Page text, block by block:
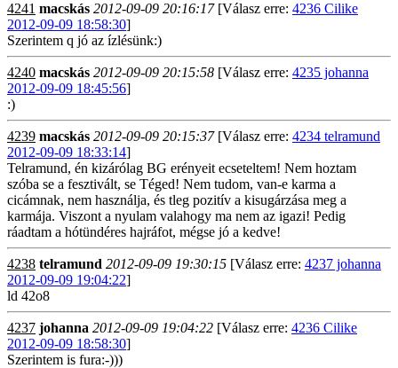
4241 macskás 2012-09-09 20:16:17[Válasz erre: 4236 Cilike
2012-09-09 18:58:30]
Szerintem q jó az ízlésünk:)
4240 macskás 2012-09-09 20:15:58 [Válasz erre: 4235 johanna
2012-09-09 18:45:56]
:)
4239 macskás 2012-09-09 20:15:37[Válasz erre: 4234 telramund
2012-09-09 18:33:14]
Telramund, én kizárólag BG erényeit ecseteltem! Nem hoztam
szóba se a fesztivált, se Téged! Nem tudom, van-e karma a
cicámnak, nem használja, és tleg pozitív a kisugárzása meg a
karmája. Viszont a nyulam valahogy ma nem az igazi! Pedig
ráadtam a hótündéres hajráfot, mégse jó a kedve!
4238 telramund 2012-09-09 19:30:15 [Válasz erre: 4237 johanna
2012-09-09 19:04:22]
ld 42o8
4237 johanna 2012-09-09 19:04:22 [Válasz erre: 4236 Cilike
2012-09-09 18:58:30]
Szerintem is fura:-)))